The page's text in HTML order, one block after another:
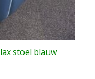
stoel blauw